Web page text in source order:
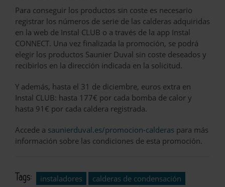
Para conseguir los productos sin coste es necesario
registrar los números de serie de las calderas adquiridas
en la web de Instal CLUB o a través de la app Instal
CONNECT. Una vez finalizada la promoción, se podrá
elegir los productos Saunier Duval sin coste deseados y
recibirlos en la dirección indicada en la solicitud.
Y además, hasta el 31 de diciembre, euros extra en
Instal CLUB: hasta 177€ por cada bomba de calor y
hasta 91€ por cada caldera registrada.
Accede a saunierduval.es/promocion-calderas para más
información sobre las condiciones de esta promoción.
Tags: instaladores
calderas de condensación